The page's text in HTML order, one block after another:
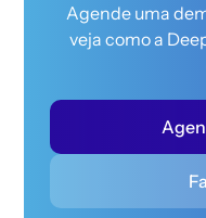
Agende uma
veja como a